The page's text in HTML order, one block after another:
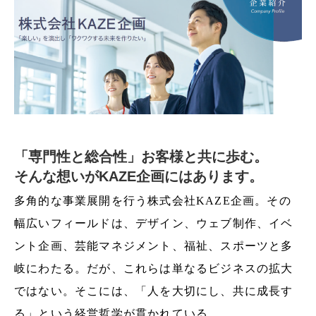
「専門性と総合性」お客様と共に歩む。
そんな想いがKAZE企画にはあります。
多角的な事業展開を行う株式会社KAZE企画。その
幅広いフィールドは、デザイン、ウェブ制作、イベ
ント企画、芸能マネジメント、福祉、スポーツと多
岐にわたる。だが、これらは単なるビジネスの拡大
ではない。そこには、「人を大切にし、共に成長す
る」という経営哲学が貫かれている。
TEL CONTACT Instagram